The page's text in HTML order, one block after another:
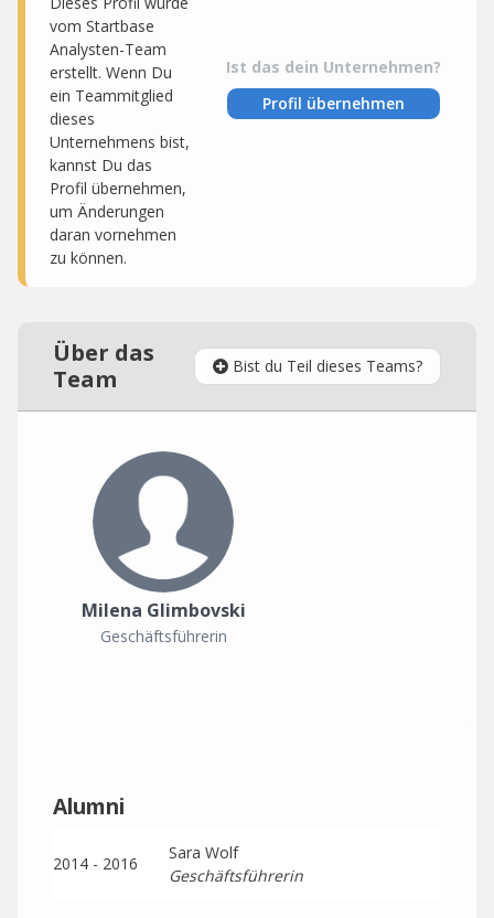
vom Startbase
Analysten-Team
erstellt. Wenn Du
ein Teammitglied
dieses
Unternehmens bist,
kannst Du das
Profil übernehmen,
um Änderungen
daran vornehmen
zu können.
Ist das dein Unternehmen?
Profil übernehmen
Über das
Team
Bist du Teil dieses Teams?
Milena Glimbovski
Geschäftsführerin
Alumni
2014 - 2016
Sara Wolf
Geschäftsführerin